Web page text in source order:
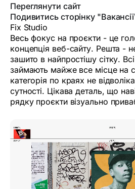
Переглянути сайт
Подивитись сторінку
Fix Studio
Весь фокус на проєкти - це
концепція веб-сайту. Решта -
зашито в найпростішу сітку.
займають майже все місце на
категорія по краях не
сутності. Цікава деталь, що
рядку проєкти візуально